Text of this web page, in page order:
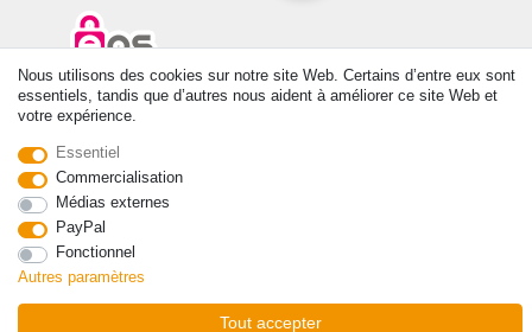
© Copyright 2026 | Tous droits réservés. -Tous droits réservés – Les
en Euros TTC. Les conditions s’appliquent aux livraisons en France !
Nous utilisons des cookies sur notre site Web. Certains d’entre eux sont
essentiels, tandis que d’autres nous aident à améliorer ce site Web et
votre expérience.
Essentiel
Commercialisation
Médias externes
PayPal
Fonctionnel
Autres paramètres
Tout accepter